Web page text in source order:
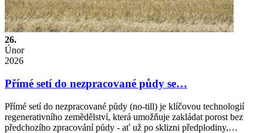
26.
Únor
2026
Přímé setí do nezpracované půdy se…
Přímé setí do nezpracované půdy (no-till) je klíčovou technologií
regenerativního zemědělství, která umožňuje zakládat porost bez
předchozího zpracování půdy - ať už po sklizni předplodiny,…